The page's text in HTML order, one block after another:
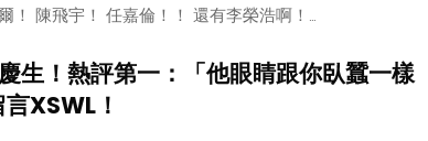
！ 陳飛宇！ 任嘉倫！！ 還有李榮浩啊！…
生！熱評第一：「他眼睛跟你臥蠶一樣
XSWL！